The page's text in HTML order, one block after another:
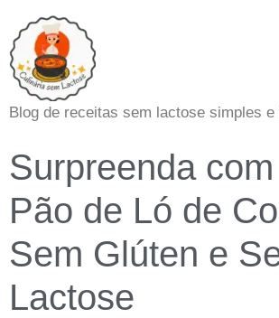
Blog de receitas sem lactose simples e
Surpreenda
Pão de Ló de
Sem Glúten e
Lactose